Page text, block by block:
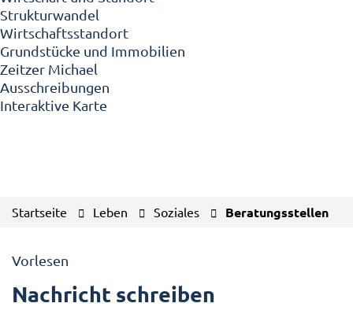
Strukturwandel
Wirtschaftsstandort
Grundstücke und Immobilien
Zeitzer Michael
Ausschreibungen
Interaktive Karte
Startseite Leben Soziales Beratungsstellen
Vorlesen
Nachricht schreiben